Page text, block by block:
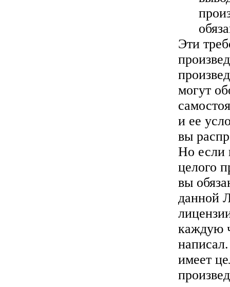
Эти
могут
и ее
вы
Но если
целого
вы
данной
каждую
имеет